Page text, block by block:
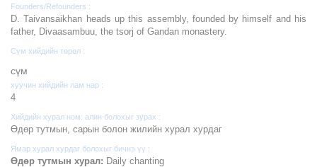
Founders/Refounders :
D. Taivansaikhan heads up this assembly, founded by himself and his
father, Divaasambuu, the tsorj of Gandan monastery.
Сүм хийдийн төрөл :
cүм
хуучин хийдийн лам нар :
4
Хийдийн хурал ном: алин болохыг зурах :
Өдөр тутмын, сарын болон жилийн хурал хурдаг
Ямар хурал хурдаг болохыг бичнэ үү :
Өдөр тутмын хурал: Daily chanting